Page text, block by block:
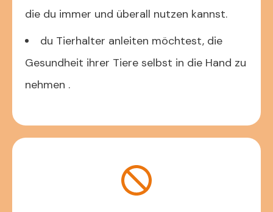
die du immer und überall nutzen kannst.
du Tierhalter anleiten möchtest, die
Gesundheit ihrer Tiere selbst in die Hand zu
nehmen .